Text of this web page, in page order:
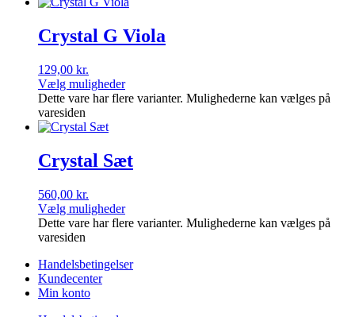
Crystal G Viola
129,00 kr.
Vælg muligheder
Dette vare har flere varianter. Mulighederne kan vælges på
varesiden
Crystal Sæt
560,00 kr.
Vælg muligheder
Dette vare har flere varianter. Mulighederne kan vælges på
varesiden
Handelsbetingelser
Kundecenter
Min konto